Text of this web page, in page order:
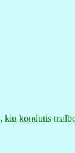
kondutis